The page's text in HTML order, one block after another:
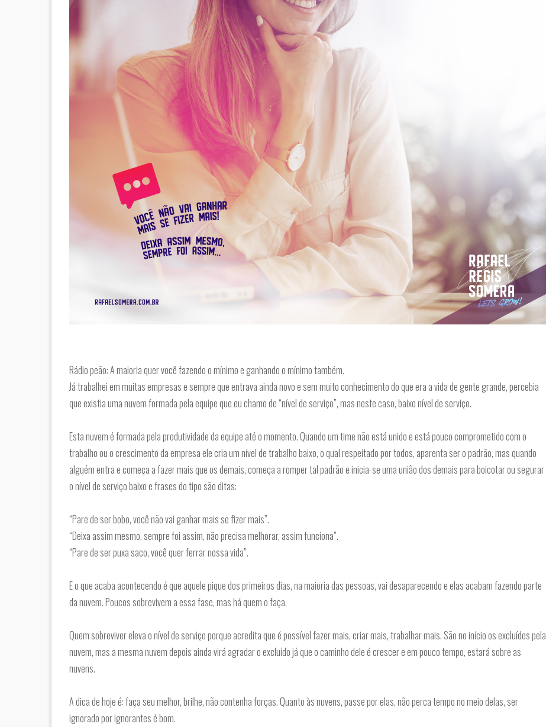
Rádio peão: A maioria quer você fazendo o mínimo e ganhando o mínimo também.
Já trabalhei em muitas empresas e sempre que entrava ainda novo e sem muito conhecimento do que era a vida de gente grande, percebia
que existia uma nuvem formada pela equipe que eu chamo de “nível de serviço”, mas neste caso, baixo nível de serviço.
Esta nuvem é formada pela produtividade da equipe até o momento. Quando um time não está unido e está pouco comprometido com o
trabalho ou o crescimento da empresa ele cria um nível de trabalho baixo, o qual respeitado por todos, aparenta ser o padrão, mas quando
alguém entra e começa a fazer mais que os demais, começa a romper tal padrão e inicia-se uma união dos demais para boicotar ou segurar
o nível de serviço baixo e frases do tipo são ditas:
“Pare de ser bobo, você não vai ganhar mais se fizer mais”.
“Deixa assim mesmo, sempre foi assim, não precisa melhorar, assim funciona”.
“Pare de ser puxa saco, você quer ferrar nossa vida”.
E o que acaba acontecendo é que aquele pique dos primeiros dias, na maioria das pessoas, vai desaparecendo e elas acabam fazendo parte
da nuvem. Poucos sobrevivem a essa fase, mas há quem o faça.
Quem sobreviver eleva o nível de serviço porque acredita que é possível fazer mais, criar mais, trabalhar mais. São no início os excluídos pela
nuvem, mas a mesma nuvem depois ainda virá agradar o excluído já que o caminho dele é crescer e em pouco tempo, estará sobre as
nuvens.
A dica de hoje é: faça seu melhor, brilhe, não contenha forças. Quanto às nuvens, passe por elas, não perca tempo no meio delas, ser
ignorado por ignorantes é bom.